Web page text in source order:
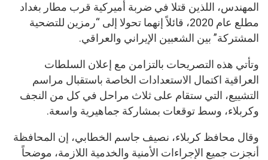
المهندس، اللذين قتلا في ضربة أميركية قرب مطار بغداد
مطلع عام 2020، قائلاً إنهما تحولا إلى “رمزين للتضحية
المشتركة” بين الشعبين الإيراني والعراقي.
وتأتي هذه التصريحات بالتزامن مع إعلان السلطات
العراقية اكتمال الاستعدادات الخاصة باستقبال مراسم
التشييع، التي ستقام على ثلاث مراحل في كل من النجف
وكربلاء، وسط توقعات بمشاركة جماهيرية واسعة.
وقال محافظ كربلاء، نصيف جاسم الخطابي، إن المحافظة
أنجزت جميع الإجراءات الأمنية والخدمية اللازمة، موضحاً